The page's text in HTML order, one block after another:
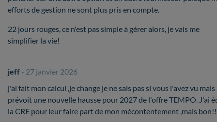
efforts de gestion ne sont plus pris en compte.
22 jours rouges, ce n'est pas simple à gérer alors, je vais me
simplifier la vie!
jeff - 27 janvier 2026
j'ai fait mon calcul ,je change je ne sais pas si vous l'avez vu mais
prévoit une nouvelle hausse pour 2027 de l'offre TEMPO. J'ai
la CRE pour leur faire part de mon mécontentement ,mais